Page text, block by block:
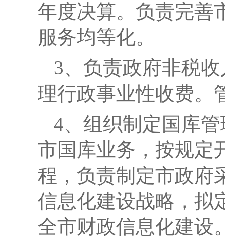
年度决算。负责完善
服务均等化。
3、负责政府非税
理行政事业性收费。
4、组织制定国库
市国库业务，按规定
程，负责制定市政府
信息化建设战略，拟
全市财政信息化建设